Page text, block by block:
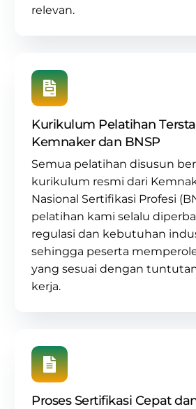
relevan.
Kurikulum Pelatihan
Kemnaker dan BNSP
Semua pelatihan disusun
kurikulum resmi dari
Nasional Sertifikasi Profesi
pelatihan kami selalu
regulasi dan kebutuhan
sehingga peserta
yang sesuai dengan
kerja.
Proses Sertifikasi Cepat